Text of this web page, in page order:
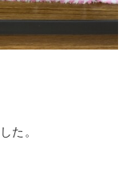
た。